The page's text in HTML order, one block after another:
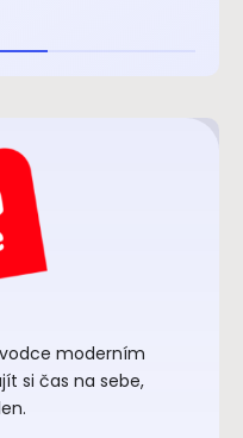
moderním
si čas na sebe,